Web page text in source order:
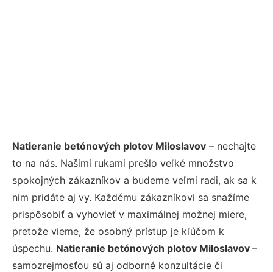
Natieranie betónových plotov Miloslavov – nechajte
to na nás. Našimi rukami prešlo veľké množstvo
spokojných zákazníkov a budeme veľmi radi, ak sa k
nim pridáte aj vy. Každému zákazníkovi sa snažíme
prispôsobiť a vyhovieť v maximálnej možnej miere,
pretože vieme, že osobný prístup je kľúčom k
úspechu. Natieranie betónových plotov Miloslavov –
samozrejmosťou sú aj odborné konzultácie či